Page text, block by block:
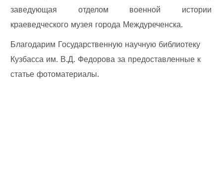
заведующая отделом военной истории
краеведческого музея города Междуреченска.
Благодарим Государственную научную библиотеку
Кузбасса им. В.Д. Федорова за предоставленные к
статье фотоматериалы.